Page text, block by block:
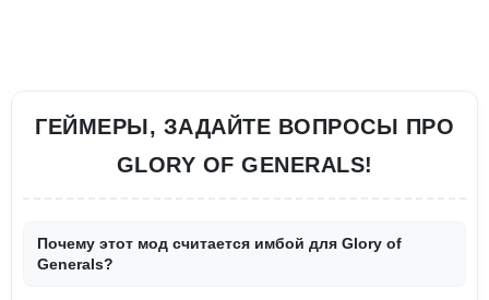
ГЕЙМЕРЫ, ЗАДАЙТЕ ВОПРОСЫ ПРО
GLORY OF GENERALS!
Почему этот мод считается имбой для Glory of
Generals?